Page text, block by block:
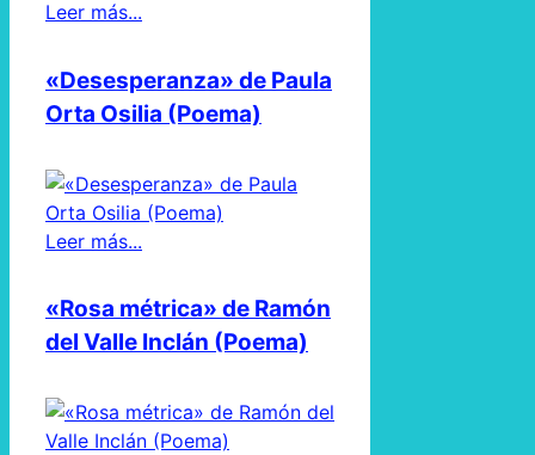
Leer más...
«Desesperanza» de Paula
Orta Osilia (Poema)
Leer más...
«Rosa métrica» de Ramón
del Valle Inclán (Poema)